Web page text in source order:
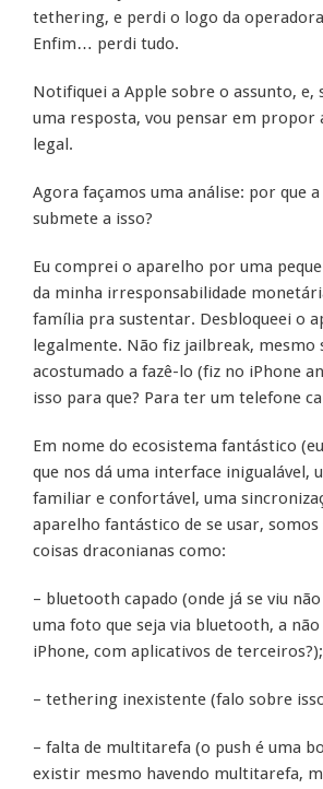
tethering, e perdi o logo da
Enfim… perdi tudo.
Notifiquei a Apple sobre o assunto, e,
uma resposta, vou pensar em propor
legal.
Agora façamos uma análise: por que
submete a isso?
Eu comprei o aparelho por uma
da minha irresponsabilidade
família pra sustentar. Desbloqueei o
legalmente. Não fiz jailbreak, mesmo
acostumado a fazê-lo (fiz no iPhone
isso para que? Para ter um telefone
Em nome do ecosistema fantástico
que nos dá uma interface inigualável,
familiar e confortável, uma
aparelho fantástico de se usar, somos
coisas draconianas como:
– bluetooth capado (onde já se viu
uma foto que seja via bluetooth, a
iPhone, com aplicativos de terceiros?);
– tethering inexistente (falo sobre
– falta de multitarefa (o push é uma
existir mesmo havendo multitarefa,